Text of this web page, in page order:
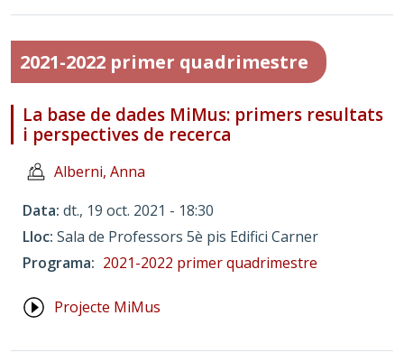
2021-2022 primer quadrimestre
La base de dades MiMus: primers resultats
i perspectives de recerca
Alberni, Anna
Data dt., 19 oct. 2021 - 18:30
Lloc Sala de Professors 5è pis Edifici Carner
Programa
2021-2022 primer quadrimestre
Projecte MiMus